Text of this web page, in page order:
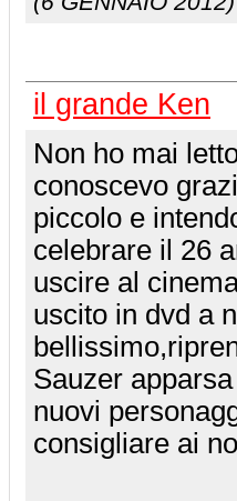
il grande Ken
Non ho mai
conoscevo
piccolo e
celebrare il 26
uscire al
uscito in dvd a
Sauzer
nuovi
consigliare ai